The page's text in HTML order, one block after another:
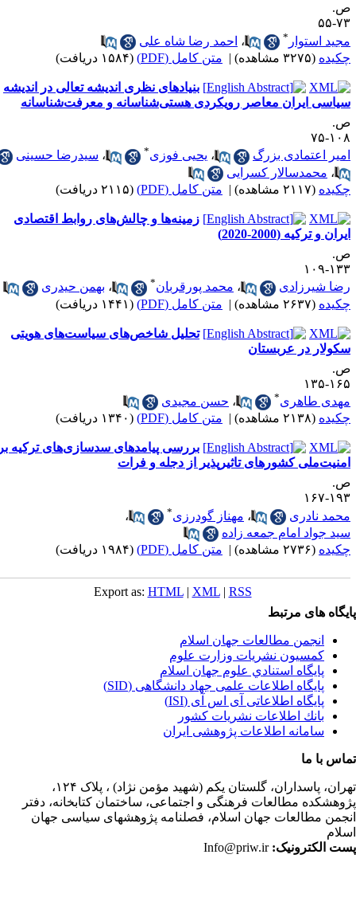
۵۵
استوار* ،احمد رضا شاه علی
(۳۲۷۵ مشاهده) | متن کامل (PDF) (۱۵۸۴ دریافت)
بنیادهای نظری اندیشه تعالی در اندیشه
ایران معاصر رویکردی هستی‌شناسانه و معرفت‌شناسانه
۷۵
اعتمادی بزرگ
،یحیی فوزی ،سیدرضا حسینی
،محمدسالار کسرایی
(۲۱۱۷ مشاهده) | متن کامل (PDF) (۲۱۱۵ دریافت)
زمینه‌ها و چالش‌های روابط اقتصادی
و ترکیه (2000-2020)
۱۰۹
شیرزادی
،محمد پورقربان * ،بهمن حیدری
(۲۶۳۷ مشاهده) | متن کامل (PDF) (۱۴۴۱ دریافت)
تحلیل شاخص‌های سیاست‌های هویتی
در عربستان
۱۳۵
طاهری
،حسن مجیدی
(۲۱۳۸ مشاهده) | متن کامل (PDF) (۱۳۴۰ دریافت)
بررسی پیامدهای سدسازی‌های ترکیه بر
کشورهای تاثیرپذیر از دجله و فرات
۱۶۷
نادری
،مهناز گودرزی
،
جواد امام جمعه زاده
(۲۷۳۶ مشاهده) | متن کامل (PDF) (۱۹۸۴ دریافت)
Export as:HTML |XML|RSS
های مرتبط
انجمن مطالعات جهان اسلام
کمسیون نشریات وزارت علوم
پايگاه استنادي علوم جهان اسلام
پایگاه اطلاعات علمی جهاد دانشگاهی (SID)
پایگاه اطلاعاتی آی اس آی (ISI)
بانك اطلاعات نشريات كشور
سامانه اطلاعات پژوهشی ایران
با ما
پاسداران، گلستان یکم (شهید مؤمن نژاد) ، پلاک ۱۲۴،
مطالعات فرهنگی و اجتماعی، ساختمان کتابخانه، دفتر
مطالعات جهان اسلام، فصلنامه پژوهشهای سیاسی جهان
الکترونیک:Info@priw.ir